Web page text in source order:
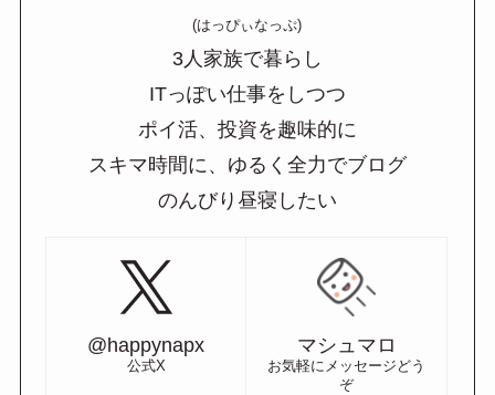
(はっぴぃなっぷ)
3人家族で暮らし
ITっぽい仕事をしつつ
ポイ活、投資を趣味的に
スキマ時間に、ゆるく全力でブログ
のんびり昼寝したい
@happynapx
公式X
マシュマロ
お気軽にメッセージどう
ぞ